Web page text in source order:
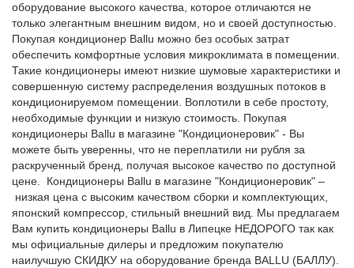
оборудование высокого качества, которое отличаются не
только элегантным внешним видом, но и своей доступностью.
Покупая кондиционер Ballu можно без особых затрат
обеспечить комфортные условия микроклимата в помещении.
Такие кондиционеры имеют низкие шумовые характеристики и
совершенную систему распределения воздушных потоков в
кондиционируемом помещении. Воплотили в себе простоту,
необходимые функции и низкую стоимость. Покупая
кондиционеры Ballu в магазине "Кондиционеровик" - Вы
можете быть уверенны, что не переплатили ни рубля за
раскрученный бренд, получая высокое качество по доступной
цене. Кондиционеры Ballu в магазине "Кондиционеровик" –
низкая цена с высоким качеством сборки и комплектующих,
японский компрессор, стильный внешний вид. Мы предлагаем
Вам купить кондиционеры Ballu в Липецке НЕДОРОГО так как
мы официальные дилеры и предложим покупателю
наилучшую СКИДКУ на оборудование бренда BALLU (БАЛЛУ).